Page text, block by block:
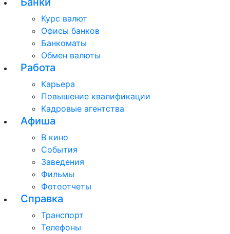
Курс валют
Офисы банков
Банкоматы
Обмен валюты
Работа
Карьера
Повышение квалификации
Кадровые агентства
Афиша
В кино
События
Заведения
Фильмы
Фотоотчеты
Справка
Транспорт
Телефоны